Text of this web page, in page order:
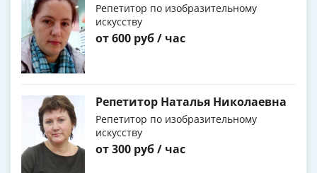
Репетитор по изобразительному
искусству
от 600 руб / час
Репетитор Наталья Николаевна
Репетитор по изобразительному
искусству
от 300 руб / час